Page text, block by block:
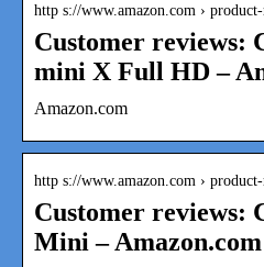
http s://www.amazon.com ›
Customer reviews:
mini X Full HD –
Amazon.com
http s://www.amazon.com ›
Customer reviews:
Mini – Amazon.com